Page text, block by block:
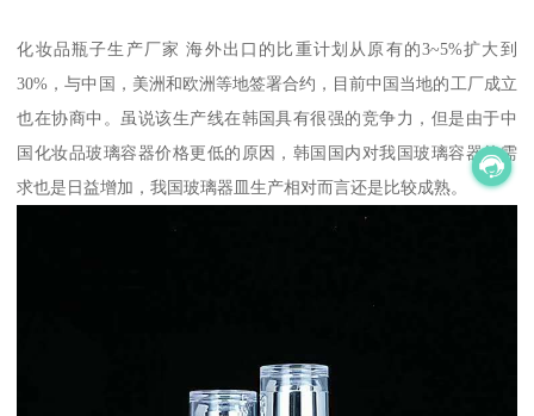
化妆品瓶子生产厂家 海外出口的比重计划从原有的3~5%扩大到
30%，与中国，美洲和欧洲等地签署合约，目前中国当地的工厂成立
也在协商中。虽说该生产线在韩国具有很强的竞争力，但是由于中
国化妆品玻璃容器价格更低的原因，韩国国内对我国玻璃容器的需
求也是日益增加，我国玻璃器皿生产相对而言还是比较成熟。